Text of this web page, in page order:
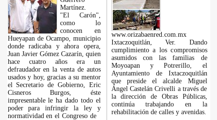
Martínez.
"El Carón",
como lo
conocen en
Hueyapan de Ocampo, municipio
donde radicaba y ahora opera,
Juan Javier Gómez Cazarín, quien
hace cuatro años era un
defraudador en la venta de autos
usados y hoy, gracias a su mentor
el Secretario de Gobierno, Eric
Cisneros Burgos, éste
impresentable le ha dado todo el
poder para infringir la ley y
normatividad en el Congreso de
www.orizabaenred.com.mx
Ixtaczoquitlán, Ver. Dando
cumplimiento a los compromisos
asumidos con las familias de
Moyoapan y Potrerillo, el
Ayuntamiento de Ixtaczoquitlán
que preside el alcalde Miguel
Ángel Castelán Crivelli a través de
la dirección de Obras Públicas,
continúa trabajando en la
rehabilitación de calles y avenidas.